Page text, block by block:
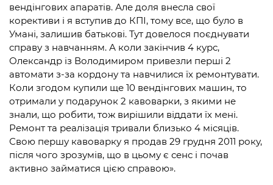
вендінгових апаратів. Але доля внесла свої
корективи і я вступив до КПІ, тому все, що було в
Умані, залишив батькові. Тут довелося поєднувати
справу з навчанням. А коли закінчив 4 курс,
Олександр із Володимиром привезли перші 2
автомати з-за кордону та навчилися їх ремонтувати.
Коли згодом купили ще 10 вендінгових машин, то
отримали у подарунок 2 кавоварки, з якими не
знали, що робити, тож вирішили віддати їх мені.
Ремонт та реалізація тривали близько 4 місяців.
Свою першу кавоварку я продав 29 грудня 2011 року,
після чого зрозумів, що в цьому є сенс і почав
активно займатися цією справою».